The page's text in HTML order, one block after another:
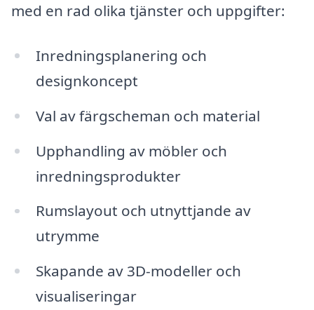
med en rad olika tjänster och uppgifter:
Inredningsplanering och
designkoncept
Val av färgscheman och material
Upphandling av möbler och
inredningsprodukter
Rumslayout och utnyttjande av
utrymme
Skapande av 3D-modeller och
visualiseringar